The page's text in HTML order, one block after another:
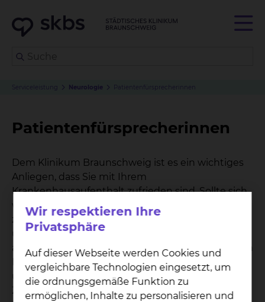
Serviceleistung Neurologie Patientenfürsprecherinnen
Patientenfürsprecherinnen
Dem Klinikum Braunschweig ist es ein wichtiges
Anliegen, dass Sie mit Ihrem
Krankenhausaufenthalt zufrieden sind. Sollte sich
während Ihres Aufenthaltes dennoch ein Grund
zur Kritik ergeben, Sie einen Rat in der
ungewohnten Umgebung benötigen oder etwas
auf dem Herzen haben, das Sie mit einer neutralen
Person besprechen möchten, so nehmen sich
unsere Patientenfürsprecherinnen gerne für Sie
Zeit zu einem vertrauensvollen Gespräch.
Wir respektieren Ihre
Privatsphäre
Auf dieser Webseite werden Cookies und
vergleichbare Technologien eingesetzt, um
die ordnungsgemäße Funktion zu
ermöglichen, Inhalte zu personalisieren und